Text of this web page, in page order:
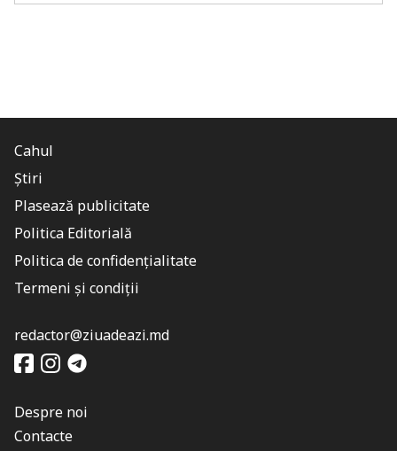
Cahul
Știri
Plasează publicitate
Politica Editorială
Politica de confidențialitate
Termeni și condiții
redactor@ziuadeazi.md
Despre noi
Contacte